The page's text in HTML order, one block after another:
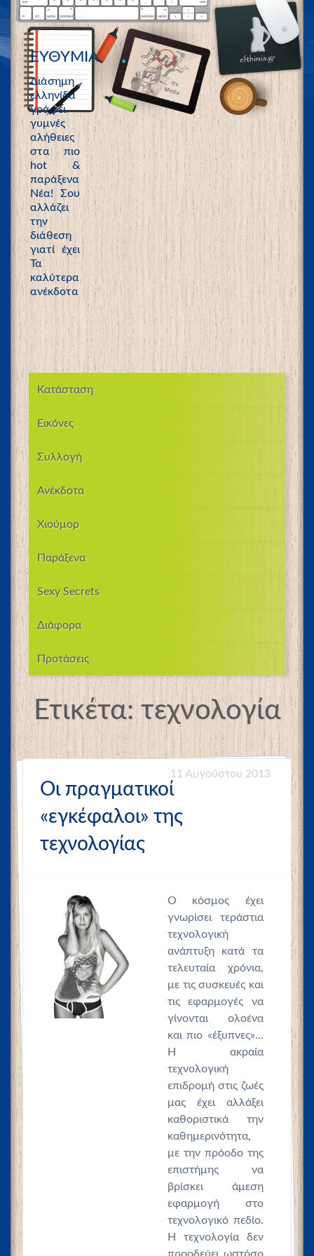
ΕΥΘΥΜΙΑ
Διάσημη
ελληνίδα
γράφει
γυμνές
αλήθειες
στα πιο
hot &
παράξενα
Νέα! Σου
αλλάζει
την
διάθεση
γιατί έχει
Τα
καλύτερα
ανέκδοτα
Κατάσταση
Εικόνες
Συλλογή
Ανέκδοτα
Χιούμορ
Παράξενα
Sexy Secrets
Διάφορα
Προτάσεις
Ετικέτα:τεχνολογία
11 Αυγούστου 2013
Οι πραγματικοί
«εγκέφαλοι» της
τεχνολογίας
Ο κόσμος έχει
γνωρίσει τεράστια
τεχνολογική
ανάπτυξη κατά τα
τελευταία χρόνια,
με τις συσκευές και
τις εφαρμογές να
γίνονται ολοένα
και πιο «έξυπνες»…
Η ακραία
τεχνολογική
επιδρομή στις ζωές
μας έχει αλλάξει
καθοριστικά την
καθημερινότητα,
με την πρόοδο της
επιστήμης να
βρίσκει άμεση
εφαρμογή στο
τεχνολογικό πεδίο.
Η τεχνολογία δεν